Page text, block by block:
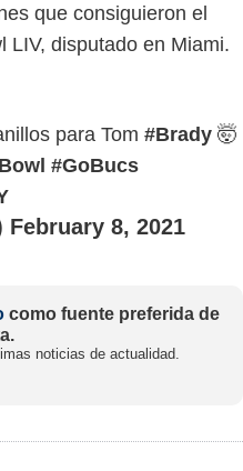
que consiguieron el
LIV, disputado en Miami.
para Tom #Brady 🤯
#GoBucs
February 8, 2021
como fuente preferida de
noticias de actualidad.